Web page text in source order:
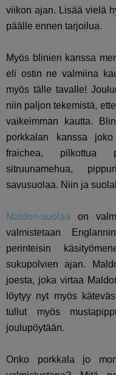
viikon ajan. Lisää vielä
päälle ennen tarjoilua.
Myös blinien kanssa
eli ostin ne valmiina
myös tälle tavalle!
niin paljon tekemistä,
vaikeimman kautta.
porkkalan kanssa
fraichea, pilkottua
sitruunamehua,
savusuolaa. Niin ja
Maldon-suolaa on
valmistetaan
perinteisin
sukupolvien ajan.
joesta, joka virtaa
löytyy nyt myös
tullut myös
joulupöytään.
Onko porkkala jo